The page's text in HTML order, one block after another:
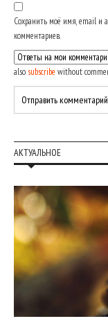
Сохранить моё имя, email и
комментариев.
also subscribe without
АКТУАЛЬНОЕ